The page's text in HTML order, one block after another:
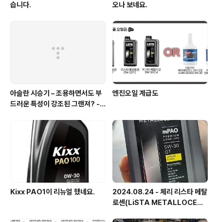
습니다.
오나 보네요.
아슬란 시승기 – 조용하면서도 부
드러운 특성이 강조된 그랜져? - 1
엔진오일 계급도
Kixx PAO1이 리뉴얼 했네요.
2024.08.24 - 체리 리스타 메탈
로센(LiSTA METALLOCEN